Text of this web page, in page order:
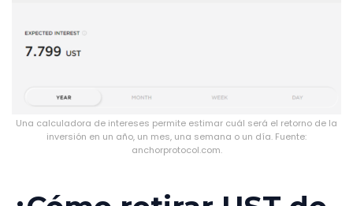
Una calculadora de intereses permite estimar cuál será el retorno de la
inversión en un año, un mes, una semana o un día. Fuente:
anchorprotocol.com.